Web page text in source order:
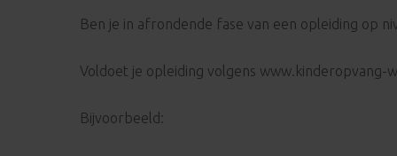
Ben je in afrondende fase van een opleiding op
Voldoet je opleiding volgens www.kinderopvang-
Bijvoorbeeld: